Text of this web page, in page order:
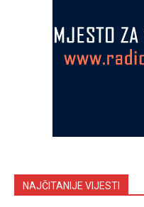
NAJČITANIJE VIJESTI